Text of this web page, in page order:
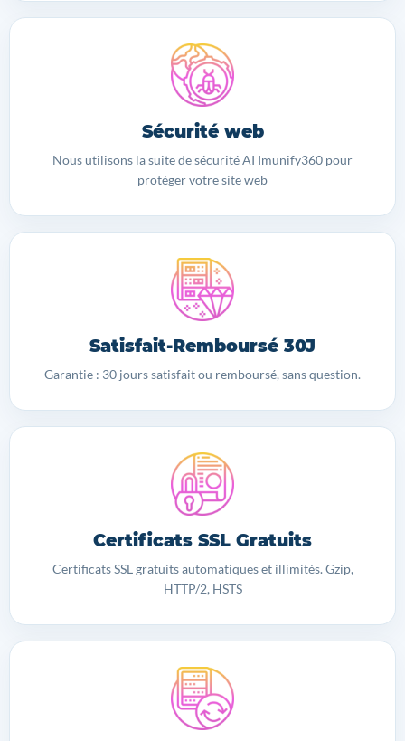
Sécurité web
Nous utilisons la suite de sécurité AI Imunify360 pour
protéger votre site web
Satisfait-Remboursé 30J
Garantie : 30 jours satisfait ou remboursé, sans question.
Certificats SSL Gratuits
Certificats SSL gratuits automatiques et illimités. Gzip,
HTTP/2, HSTS